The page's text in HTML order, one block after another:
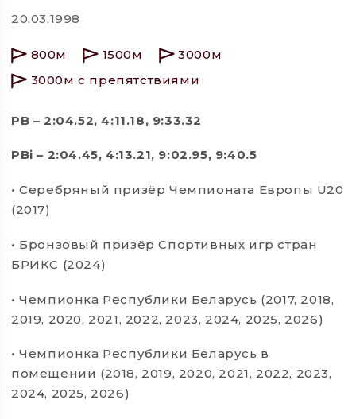
20.03.1998
800м 1500м
3000м
3000м с препятствиями
PB – 2:04.52, 4:11.18, 9:33.32
PBi – 2:04.45, 4:13.21, 9:02.95, 9:40.5
• Серебряный призёр Чемпионата Европы U20
(2017)
• Бронзовый призёр Спортивных игр стран
БРИКС (2024)
• Чемпионка Республики Беларусь (2017, 2018,
2019, 2020, 2021, 2022, 2023, 2024, 2025, 2026)
• Чемпионка Республики Беларусь в
помещении (2018, 2019, 2020, 2021, 2022, 2023,
2024, 2025, 2026)